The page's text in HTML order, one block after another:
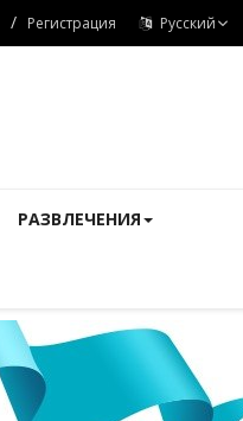
/ Регистрация Русский
РАЗВЛЕЧЕНИЯ